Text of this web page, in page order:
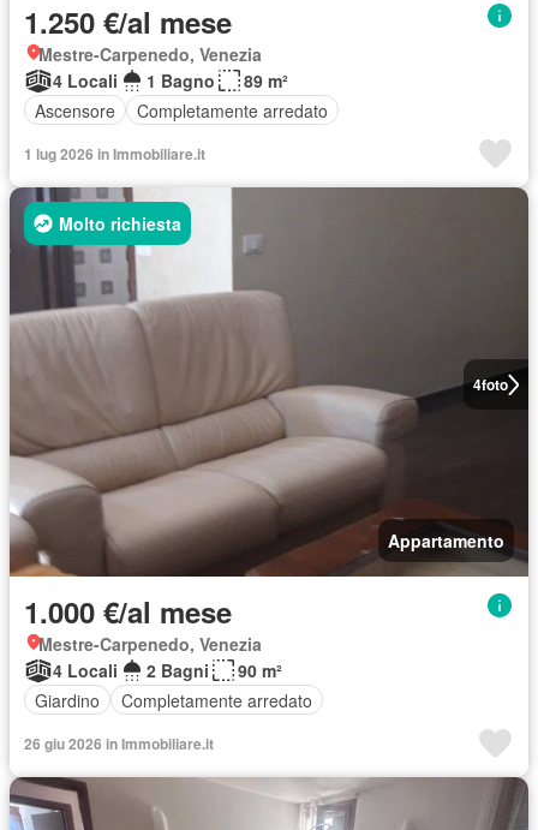
1.250 €/al mese
Mestre-Carpenedo, Venezia
4 Locali
1 Bagno
89 m²
Ascensore
Completamente arredato
1 lug 2026 in Immobiliare.it
4foto
Molto richiesta
Appartamento
1.000 €/al mese
Mestre-Carpenedo, Venezia
4 Locali
2 Bagni
90 m²
Giardino
Completamente arredato
26 giu 2026 in Immobiliare.it